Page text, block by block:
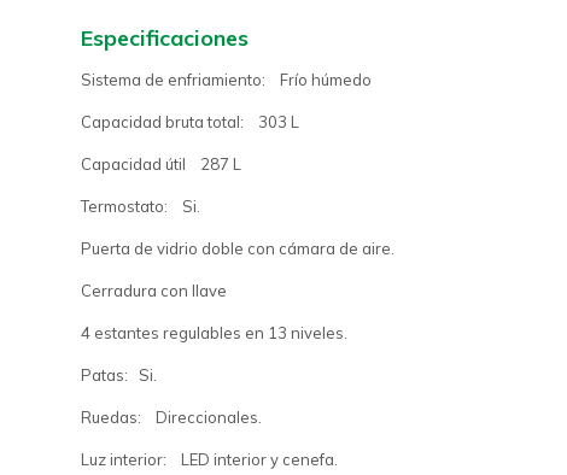
Especificaciones
Sistema de enfriamiento: Frío húmedo
Capacidad bruta total: 303 L
Capacidad útil 287 L
Termostato: Si.
Puerta de vidrio doble con cámara de aire.
Cerradura con llave
4 estantes regulables en 13 niveles.
Patas: Si.
Ruedas: Direccionales.
Luz interior: LED interior y cenefa.